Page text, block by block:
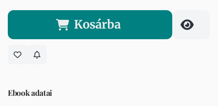
Kosárba
Ebook adatai